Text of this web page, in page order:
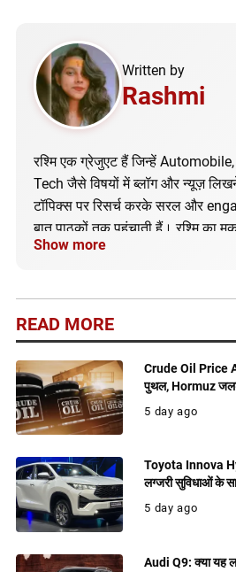
Written by
Rashmi
रश्मि एक ग्रेजुएट हैं जिन्हें
Tech जैसे विषयों में ब्लॉग और न्यूज़
टॉपिक्स पर रिसर्च करके सरल और
बात पाठकों तक पहुंचाती हैं। रश्मि का
सही और अपडेटेड जानकारी मिले।
Show more
READ MORE
Crude Oil Price
पुथल, Hormuz
बढ़ी हलचल
5 day ago
Toyota Innova
लग्जरी सुविधाओं के
5 day ago
Audi Q9: क्या यह